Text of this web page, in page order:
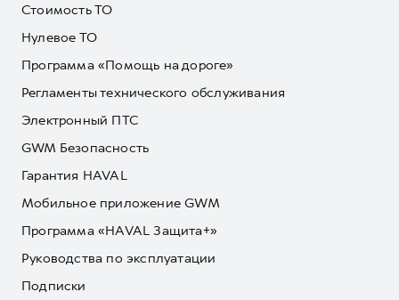
Стоимость ТО
Нулевое ТО
Программа «Помощь на дороге»
Регламенты технического обслуживания
Электронный ПТС
GWM Безопасность
Гарантия HAVAL
Мобильное приложение GWM
Программа «HAVAL Защита+»
Руководства по эксплуатации
Подписки